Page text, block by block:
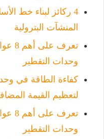
4 ركائز لبناء خط
المنشآت البترولية
وحدات التقطير
لتعظيم القيمة
وحدات التقطير